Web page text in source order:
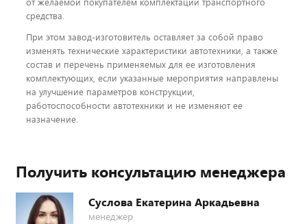
средства.
При этом завод-изготовитель оставляет за собой право
изменять технические характеристики автотехники, а также
состав и перечень применяемых для ее изготовления
комплектующих, если указанные мероприятия направлены
на улучшение параметров конструкции,
работоспособности автотехники и не изменяют ее
назначение.
Получить консультацию менеджера
Суслова Екатерина Аркадьевна
менеджер